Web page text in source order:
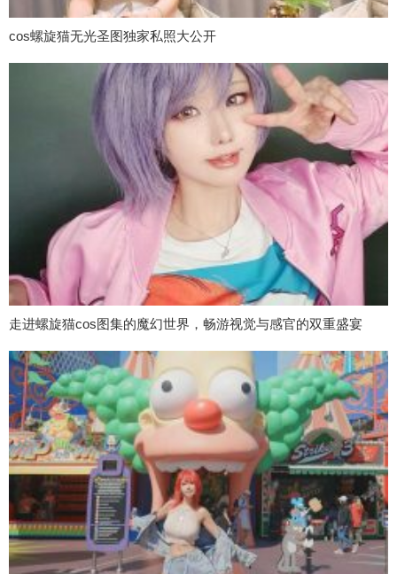
cos螺旋猫无光圣图独家私照大公开
走进螺旋猫cos图集的魔幻世界，畅游视觉与感官的双重盛宴